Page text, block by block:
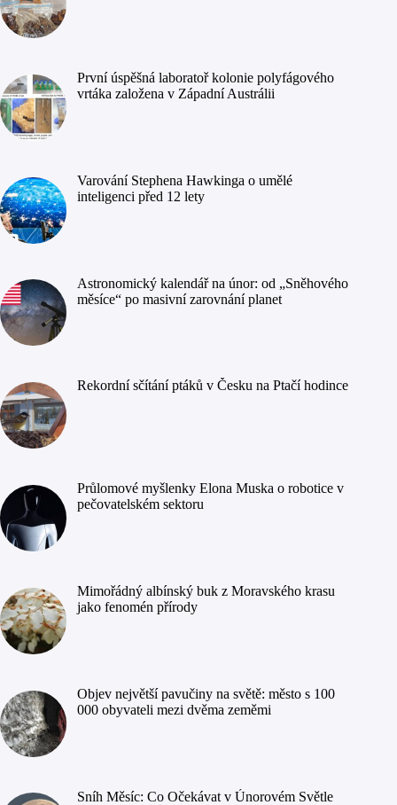
První úspěšná laboratoř kolonie polyfágového
vrtáka založena v Západní Austrálii
Varování Stephena Hawkinga o umělé
inteligenci před 12 lety
Astronomický kalendář na únor: od „Sněhového
měsíce“ po masivní zarovnání planet
Rekordní sčítání ptáků v Česku na Ptačí hodince
Průlomové myšlenky Elona Muska o robotice v
pečovatelském sektoru
Mimořádný albínský buk z Moravského krasu
jako fenomén přírody
Objev největší pavučiny na světě: město s 100
000 obyvateli mezi dvěma zeměmi
Sníh Měsíc: Co Očekávat v Únorovém Světle